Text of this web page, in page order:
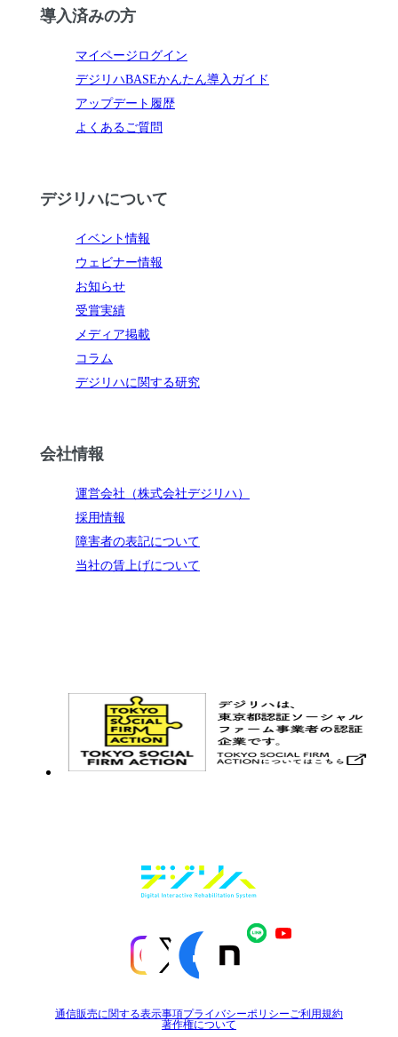
導入済みの方
マイページログイン
デジリハBASEかんたん導入ガイド
アップデート履歴
よくあるご質問
デジリハについて
イベント情報
ウェビナー情報
お知らせ
受賞実績
メディア掲載
コラム
デジリハに関する研究
会社情報
運営会社（株式会社デジリハ）
採用情報
障害者の表記について
当社の賃上げについて
通信販売に関する表示事項プライバシーポリシーご利用規約
著作権について